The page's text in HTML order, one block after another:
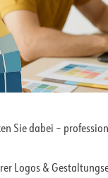
Sie dabei –
Logos &